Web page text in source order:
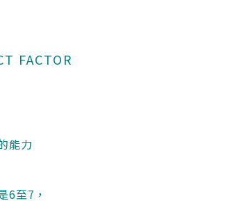
FACTOR
能力
6至7，